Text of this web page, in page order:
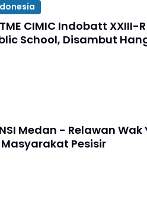
CIMIC Indobatt XXIII-
School, Disambut
Medan - Relawan Wak
Pesisir